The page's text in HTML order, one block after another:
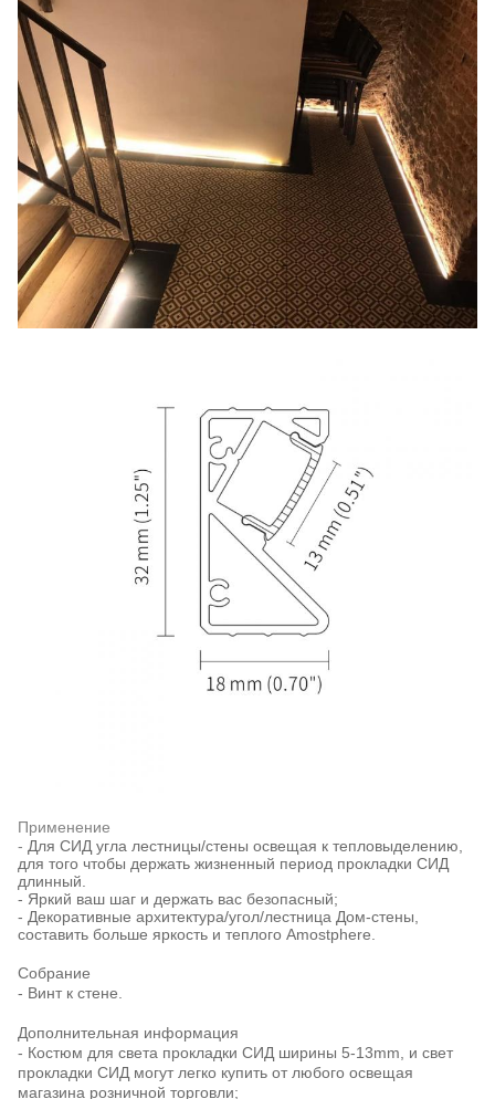
Применение
- Для СИД угла лестницы/стены освещая к тепловыделению,
для того чтобы держать жизненный период прокладки СИД
длинный.
- Яркий ваш шаг и держать вас безопасный;
- Декоративные архитектура/угол/лестница Дом-стены,
составить больше яркость и теплого Amostphere.
Собрание
- Винт к стене.
Дополнительная информация
- Костюм для света прокладки СИД ширины 5-13mm, и свет
прокладки СИД могут легко купить от любого освещая
магазина розничной торговли;